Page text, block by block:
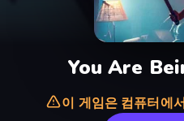
You Are
이 게임은 컴퓨터에